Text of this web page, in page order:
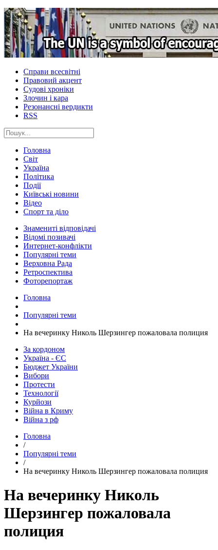
Справи всесвітні
Правовий акцент
Судові хроніки
Злочин і кара
Резонансні вердикти
RSS
Головна
Світ
Україна
Політика
Події
Київські новини
Відео
Спорт та діло
Знамениті відповідачі
Відомі позивачі
Интернет-конфлікти
Популярні теми
Верховна Рада
Ретроспектива
Фоторепортаж
Головна
Популярні теми
На вечеринку Николь Шерзингер пожаловала полиция
За кордоном
Україна - ЄС
Бюджет України
Вибори
Протести
Технології
Курйози
Війна в Криму
Війна з рф
Головна
/
Популярні теми
/
На вечеринку Николь Шерзингер пожаловала полиция
На вечеринку Николь
Шерзингер пожаловала
полиция